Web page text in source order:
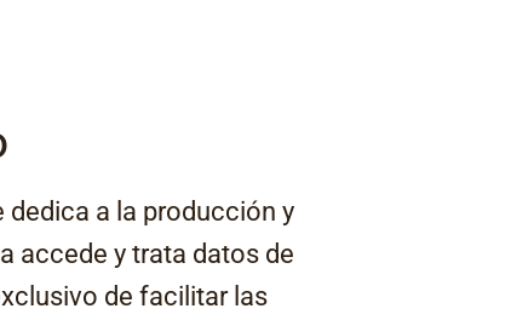
dedica a la producción y
accede y trata datos de
de facilitar las